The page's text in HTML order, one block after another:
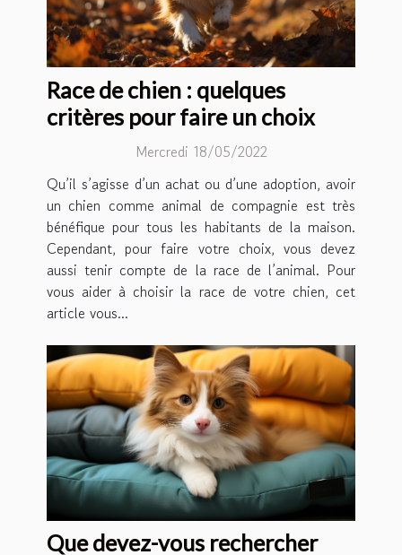
Race de chien : quelques
critères pour faire un choix
Mercredi 18/05/2022
Qu’il s’agisse d’un achat ou d’une adoption, avoir
un chien comme animal de compagnie est très
bénéfique pour tous les habitants de la maison.
Cependant, pour faire votre choix, vous devez
aussi tenir compte de la race de l’animal. Pour
vous aider à choisir la race de votre chien, cet
article vous...
Que devez-vous rechercher